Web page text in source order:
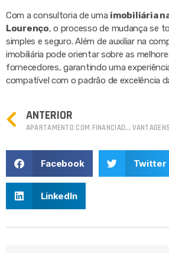
Com a consultoria de uma imobiliária
Lourenço, o processo de mudança se
simples e seguro. Além de auxiliar na
imobiliária pode orientar sobre as
fornecedores, garantindo uma
compatível com o padrão de excelência
ANTERIOR
APARTAMENTO COM FINANCIADO DIRETO PELA CONSTRUTORA: COMO COMPRAR?
Facebook Twitter
LinkedIn